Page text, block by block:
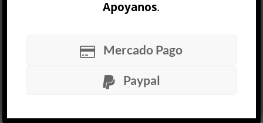
Concomitantemente, la emancipación
partida doble: que Morán haya salido
amenaza de denuncia por
que es hora de repartir el botín. Román
Apoyanos.
Mercado Pago
Paypal